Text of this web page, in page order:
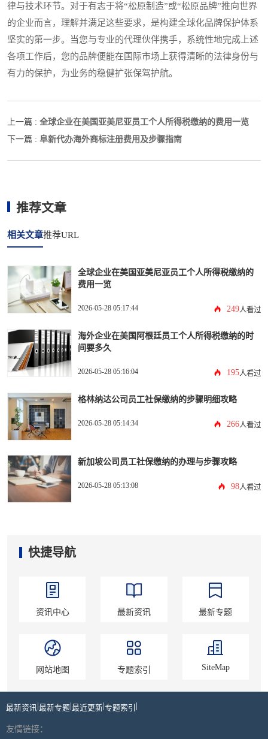
律与技术环节。对于有志于将“松原制造”或“松原品牌”推向世界
的企业而言，理解并满足这些要求，是构建全球化品牌保护体系
坚实的第一步。当您与专业的代理伙伴携手，系统性地完成上述
各项工作后，您的品牌便能在国际市场上获得清晰的法律身份与
有力的保护，为业务的稳健扩张保驾护航。
上一篇 : 全球企业在美国亚美尼亚员工个人所得税缴纳的费用一览
下一篇 : 阜新代办海外商标注册费用及步骤指南
推荐文章
相关文章推荐URL
全球企业在美国亚美尼亚员工个人所得税缴纳的
费用一览
2026-05-28 05:17:44 249人看过
海外企业在美国阿根廷员工个人所得税缴纳的时
间要多久
2026-05-28 05:16:04 195人看过
格林纳达公司员工社保缴纳的步骤明细攻略
2026-05-28 05:14:34 266人看过
新加坡公司员工社保缴纳的办理与步骤攻略
2026-05-28 05:13:08 98人看过
快捷导航
资讯中心 最新资讯 最新专题
网站地图 专题索引 SiteMap
最新资讯 |最新专题|最近更新|专题索引 |
友情链接：